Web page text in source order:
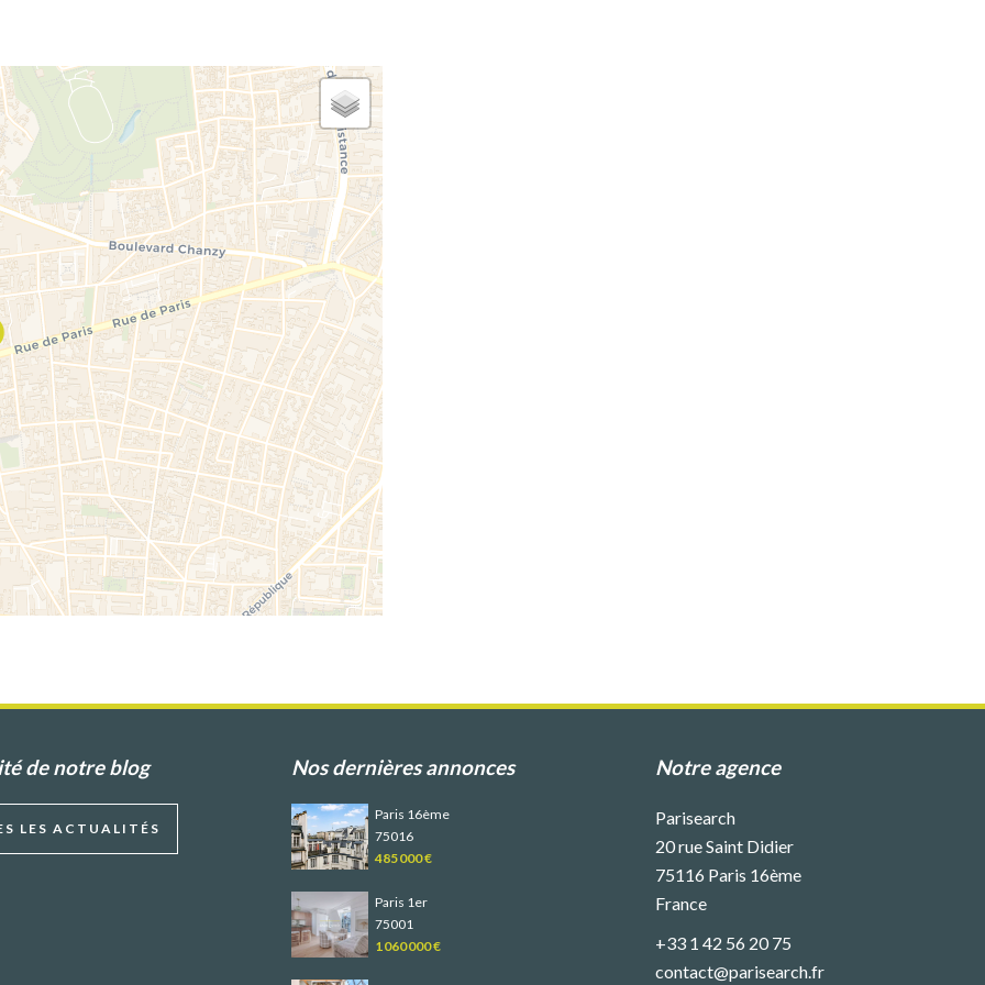
de notre blog
LES ACTUALITÉS
Nos dernières annonces
Paris 16ème
75016
485 000 €
Paris 1er
75001
1 060 000 €
Notre agence
Parisearch
20 rue Saint Didier
75116 Paris 16ème
France
+33 1 42 56 20 75
contact@parisearch.fr